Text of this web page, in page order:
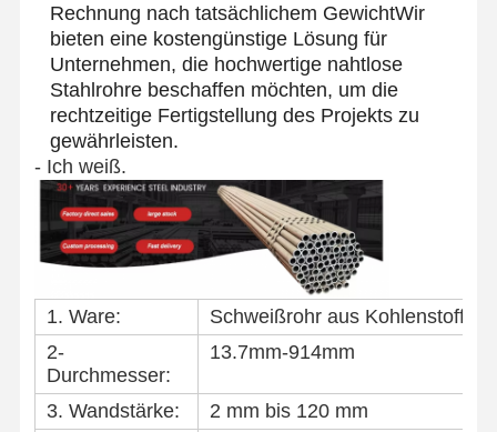
Qualitätskont
Rolle
Kontakt Nachrichten
Geschweißte Stahlrohre
Nahtlose Stahlrohre
Rohre aus Edelstahl
Rohre aus Präzisionsstahl
mit einem Durchmesser von mehr als 20 mm
Warm gewalzte Spulen
Kaltgewalzte Spulen
mit einer Breite von nicht mehr als 15 mm
Rechnung nach tatsächlichem GewichtWir
bieten eine kostengünstige Lösung für
Unternehmen, die hochwertige nahtlose
Stahlrohre beschaffen möchten, um die
rechtzeitige Fertigstellung des Projekts zu
gewährleisten.
- Ich weiß.
1. Ware:
Schweißrohr aus
2-
Durchmesser:
13.7mm-914mm
3. Wandstärke:
2 mm bis 120 mm